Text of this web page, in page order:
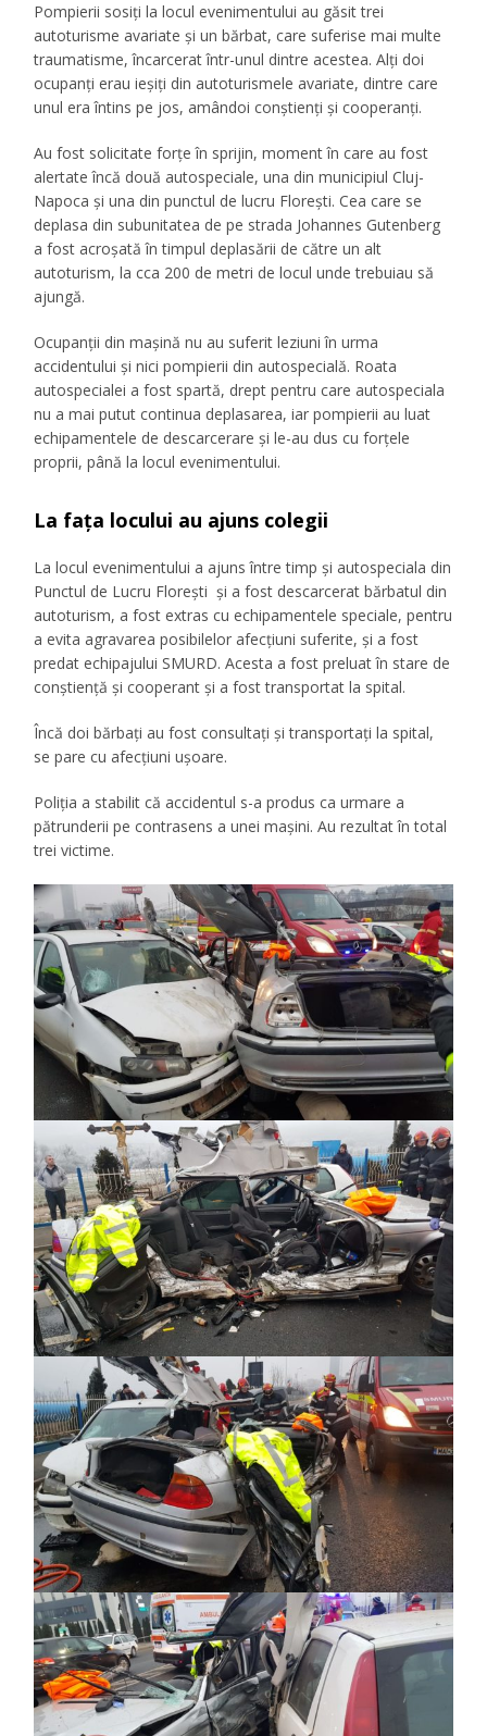
Pompierii sosiți la locul evenimentului au găsit trei
autoturisme avariate și un bărbat, care suferise mai multe
traumatisme, încarcerat într-unul dintre acestea. Alți doi
ocupanți erau ieșiți din autoturismele avariate, dintre care
unul era întins pe jos, amândoi conștienți și cooperanți.
Au fost solicitate forțe în sprijin, moment în care au fost
alertate încă două autospeciale, una din municipiul Cluj-
Napoca și una din punctul de lucru Florești. Cea care se
deplasa din subunitatea de pe strada Johannes Gutenberg
a fost acroșată în timpul deplasării de către un alt
autoturism, la cca 200 de metri de locul unde trebuiau să
ajungă.
Ocupanții din mașină nu au suferit leziuni în urma
accidentului și nici pompierii din autospecială. Roata
autospecialei a fost spartă, drept pentru care autospeciala
nu a mai putut continua deplasarea, iar pompierii au luat
echipamentele de descarcerare și le-au dus cu forțele
proprii, până la locul evenimentului.
La faţa locului au ajuns colegii
La locul evenimentului a ajuns între timp și autospeciala din
Punctul de Lucru Florești și a fost descarcerat bărbatul din
autoturism, a fost extras cu echipamentele speciale, pentru
a evita agravarea posibilelor afecțiuni suferite, și a fost
predat echipajului SMURD. Acesta a fost preluat în stare de
conștiență și cooperant și a fost transportat la spital.
Încă doi bărbați au fost consultați și transportați la spital,
se pare cu afecțiuni ușoare.
Poliţia a stabilit că accidentul s-a produs ca urmare a
pătrunderii pe contrasens a unei maşini. Au rezultat în total
trei victime.